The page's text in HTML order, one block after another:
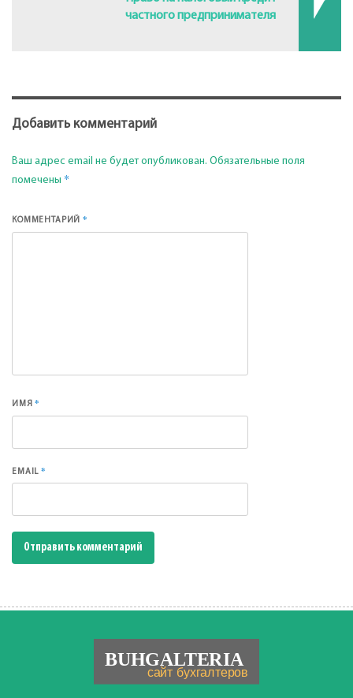
частного предпринимателя
Добавить комментарий
Ваш адрес email не будет опубликован. Обязательные поля
помечены *
КОММЕНТАРИЙ*
ИМЯ*
EMAIL*